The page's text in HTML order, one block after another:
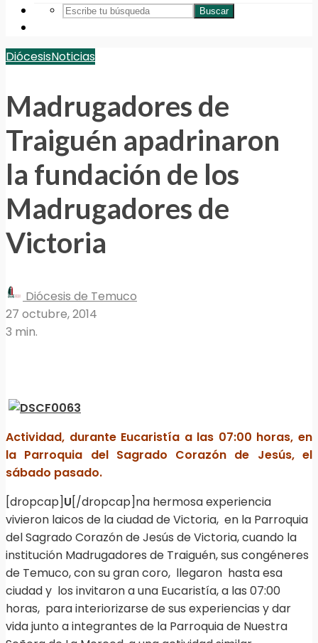
Buscar
DiócesisNoticias
Madrugadores de
Traiguén apadrinaron
la fundación de los
Madrugadores de
Victoria
Diócesis de Temuco
27 octubre, 2014
3 min.
Actividad, durante Eucaristía a las 07:00 horas, en
la Parroquia del Sagrado Corazón de Jesús, el
sábado pasado.
[dropcap]U[/dropcap]na hermosa experiencia
vivieron laicos de la ciudad de Victoria, en la Parroquia
del Sagrado Corazón de Jesús de Victoria, cuando la
institución Madrugadores de Traiguén, sus congéneres
de Temuco, con su gran coro, llegaron hasta esa
ciudad y los invitaron a una Eucaristía, a las 07:00
horas, para interiorizarse de sus experiencias y dar
vida junto a integrantes de la Parroquia de Nuestra